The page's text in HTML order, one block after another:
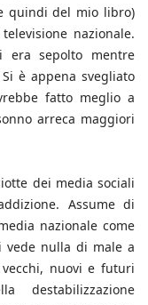
quindi del mio libro)
nazionale.
era sepolto mentre
è appena svegliato
fatto meglio a
arreca maggiori
dei media sociali
Assume di
nazionale come
vede nulla di male a
nuovi e futuri
destabilizzazione